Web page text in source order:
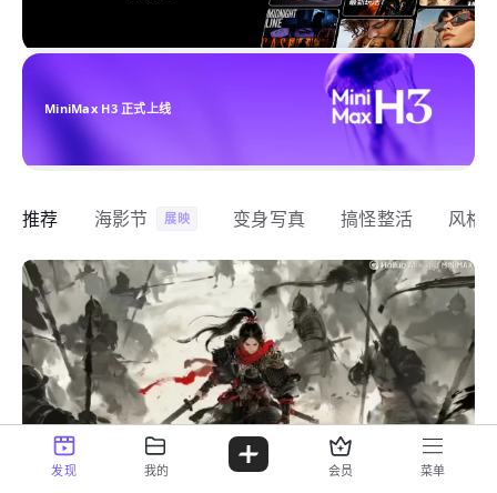
MiniMax H3 正式上线
推荐 海影节 展映 变身写真 搞怪整活 风格
发现 我的 会员 菜单